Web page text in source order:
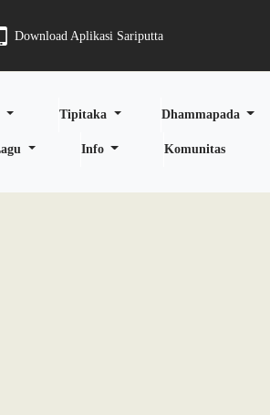
Download Aplikasi Sariputta
Tipitaka Dhammapada
Info Komunitas